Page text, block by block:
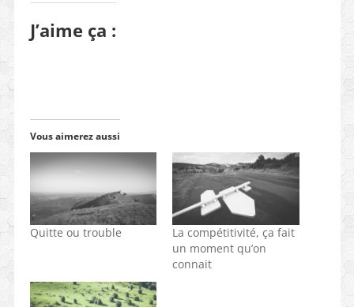
J’aime ça :
Vous aimerez aussi
Quitte ou trouble
La compétitivité, ça fait
un moment qu’on
connait